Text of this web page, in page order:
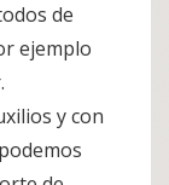
de
ejemplo
y con